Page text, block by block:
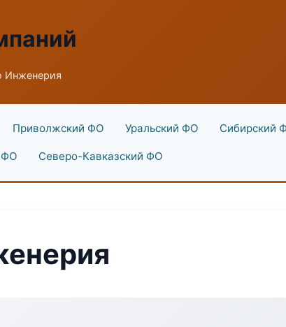
Инженерия
Приволжский ФО Уральский ФО Сибирский
Северо-Кавказский ФО